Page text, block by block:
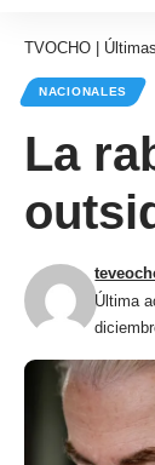
TVOCHO |
NACIONALES
La
Última